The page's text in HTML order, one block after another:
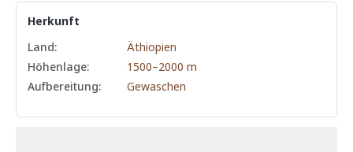
Herkunft
Land:
Äthiopien
Höhenlage:
1500–2000 m
Aufbereitung:
Gewaschen